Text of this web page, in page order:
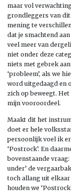
maar vol
grondleggers van
mening te
dat je smachtend
veel meer van
niet onder deze
niets met gebrek
‘probleem’, als we
word uitgedaagd en
zich op beweegt.
mijn vooroordeel.
Maakt dit het
doet er hele
persoonlijk voel ik
‘Postrock’. En
bovenstaande vraag:
under’ de
toch allang uit
houden we